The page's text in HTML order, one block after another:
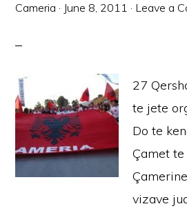
Cameria · June 8, 2011 · Leave a
27
te jete
Do te
Çamet
vizave